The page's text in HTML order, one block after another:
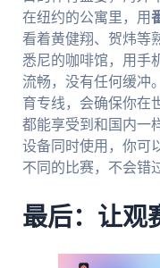
在纽约的公寓里，用
看着黄健翔、贺炜等
悉尼的咖啡馆，用手
流畅，没有任何缓冲。
育专线，会确保你在
都能享受到和国内一
设备同时使用，你可
不同的比赛，不会错
最后：让观